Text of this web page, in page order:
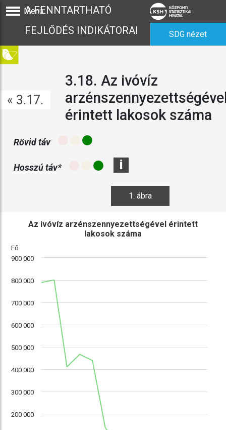
Menü
A FENNTARTHATÓ
FEJLŐDÉS INDIKÁTORAI
SDG nézet
« 3.17.
3.18. Az ivóvíz
érintett lakosok száma
Rövid táv
Hosszú táv* i
1. ábra
Fő
Az ivóvíz arzénszennyezettségével érintett
lakosok száma
200 000
300 000
400 000
500 000
600 000
700 000
800 000
900 000